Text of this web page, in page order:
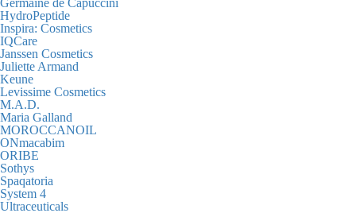
HydroPeptide
Inspira: Cosmetics
IQCare
Janssen Cosmetics
Juliette Armand
Keune
Levissime Cosmetics
M.A.D.
Maria Galland
MOROCCANOIL
ONmacabim
ORIBE
Sothys
Spaqatoria
System 4
Ultraceuticals